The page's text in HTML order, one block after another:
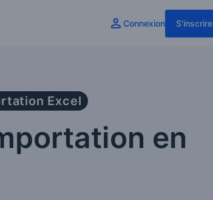
Connexion S'inscrire
Excel
en